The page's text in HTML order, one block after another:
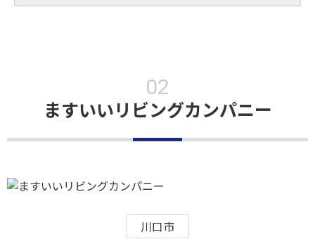
ますいいリビングカンパニー
川口市